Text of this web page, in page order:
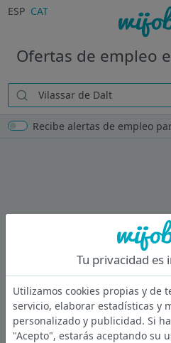
ESP CAT
Ofertas de empleo
Recibe alertas de empleo
Tu privacidad es
Utilizamos cookies propias y de
servicio, elaborar estadísticas y
personalizado y publicidad. Si
"Acepto", estarás aceptando su